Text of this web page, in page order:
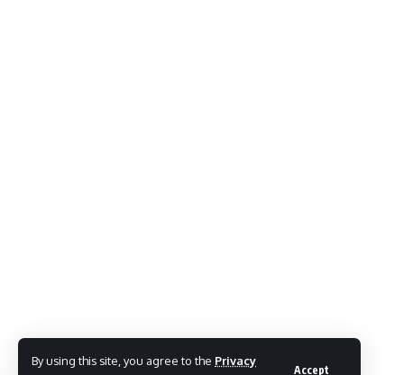
By using this site, you agree to the Privacy
Accept